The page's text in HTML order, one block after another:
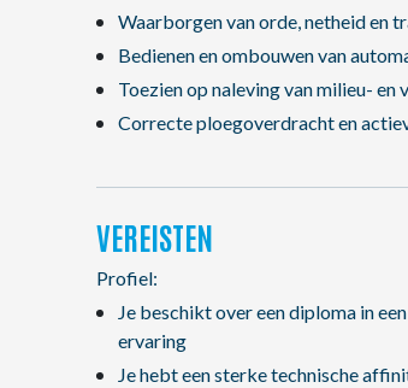
Waarborgen van orde, netheid en
Bedienen en ombouwen van
Toezien op naleving van milieu-
Correcte ploegoverdracht en
VEREISTEN
Profiel:
Je beschikt over een diploma in
ervaring
Je hebt een sterke technische